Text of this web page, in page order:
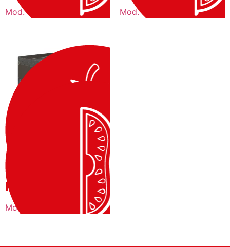
Mod. TPA 1 Mod. TPA 3
TAGLIERINA
POMODORI
Mod. TPM 1 – TPM 2